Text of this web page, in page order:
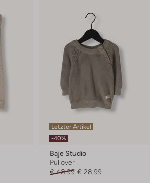
Letzter Artikel
-40%
Baje Studio
Pullover
€ 48,99 € 28,99